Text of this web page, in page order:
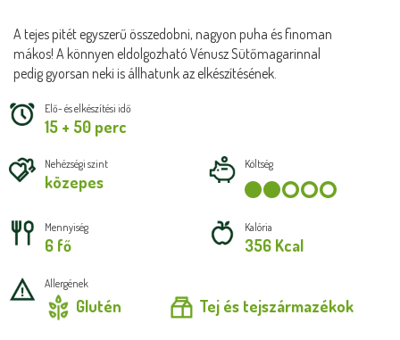
A tejes pitét egyszerű összedobni, nagyon puha és finoman
mákos! A könnyen eldolgozható Vénusz Sütőmagarinnal
pedig gyorsan neki is állhatunk az elkészítésének.
Elő- és elkészítési idő
15 + 50 perc
Nehézségi szint
közepes
Költség
Mennyiség
6 fő
Kalória
356 Kcal
Allergének
Glutén Tej és tejszármazékok